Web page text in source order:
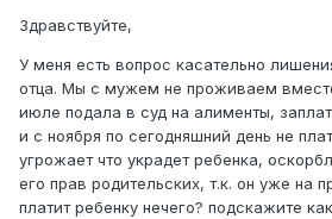
Здравствуйте,
У меня есть вопрос касательно
отца. Мы с мужем не проживаем
июле подала в суд на алименты,
и с ноября по сегодняшний день не
угрожает что украдет ребенка,
его прав родительских, т.к. он уже на
платит ребенку нечего? подскажите